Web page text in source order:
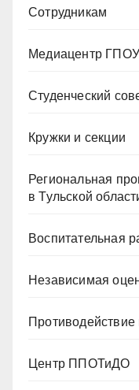
Сотрудникам
Медиацентр
Студенческий
Кружки и секции
Региональная
в Тульской
Воспитательная
Независимая
Противодействие
Центр ППОТиДО